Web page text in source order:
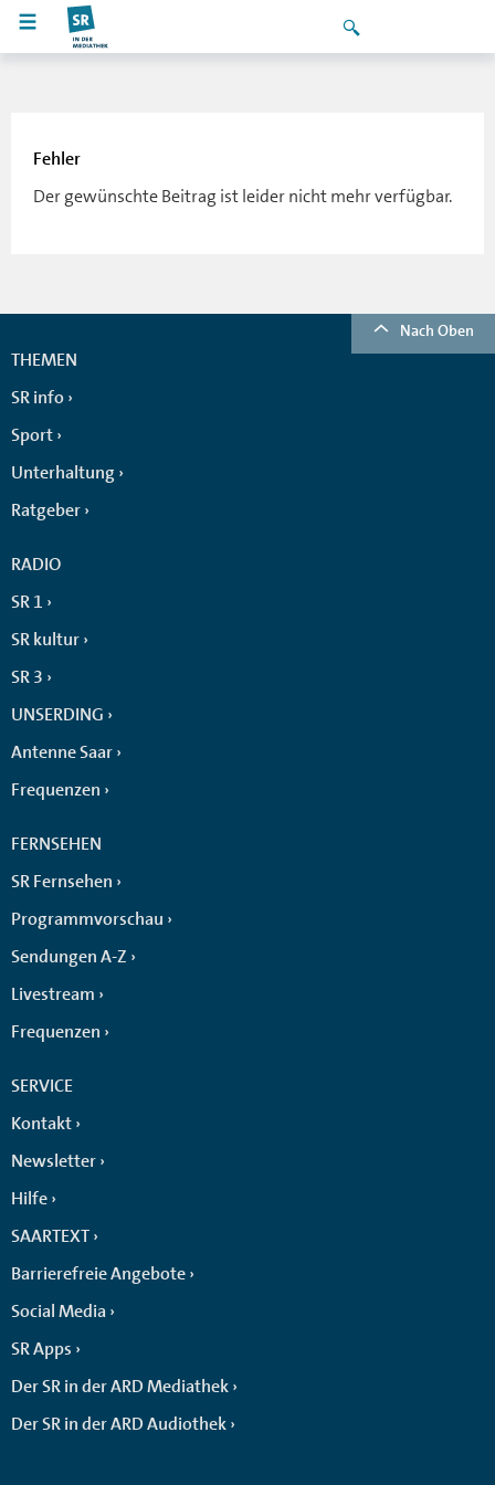
Fehler
Der gewünschte Beitrag ist leider nicht mehr verfügbar.
Nach Oben
THEMEN
SR info
Sport
Unterhaltung
Ratgeber
RADIO
SR 1
SR kultur
SR 3
UNSERDING
Antenne Saar
Frequenzen
FERNSEHEN
SR Fernsehen
Programmvorschau
Sendungen A-Z
Livestream
Frequenzen
SERVICE
Kontakt
Newsletter
Hilfe
SAARTEXT
Barrierefreie Angebote
Social Media
SR Apps
Der SR in der ARD Mediathek
Der SR in der ARD Audiothek